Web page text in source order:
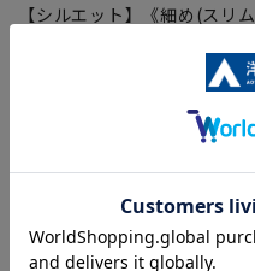
【シルエット】《細め(スリ
【商品に関するご注意】
■商品画像はサンプルのため
ある場合がございますので、
入の目安としてご利用くださ
■生地や仕様・デザインによ
干の誤差が生じる場合がご